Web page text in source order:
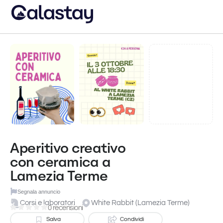
Aperitivo creativo
con ceramica a
Lamezia Terme
Segnala annuncio
Corsi e laboratori White Rabbit (Lamezia Terme)
0 recensioni
Salva Condividi